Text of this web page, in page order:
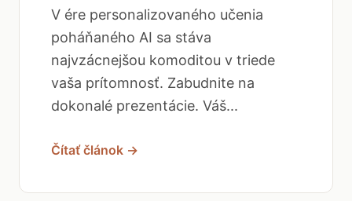
V ére personalizovaného učenia
poháňaného AI sa stáva
najvzácnejšou komoditou v triede
vaša prítomnosť. Zabudnite na
dokonalé prezentácie. Váš...
Čítať článok →